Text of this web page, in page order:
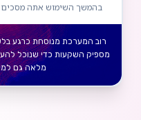
בהמשך השימוש אתה מסכים
רוב המערכת מנוסחת כרגע
מספיק השקעות כדי שנוכל
מלאה גם